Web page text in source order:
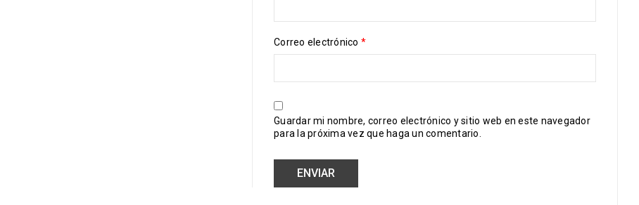
Correo electrónico *
Guardar mi nombre, correo electrónico y sitio web en este navegador
para la próxima vez que haga un comentario.